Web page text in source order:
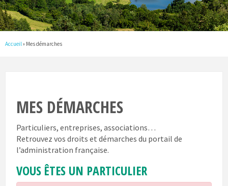
Accueil » Mes démarches
MES DÉMARCHES
Particuliers, entreprises, associations…
Retrouvez vos droits et démarches du portail de
l’administration française.
VOUS ÊTES UN PARTICULIER